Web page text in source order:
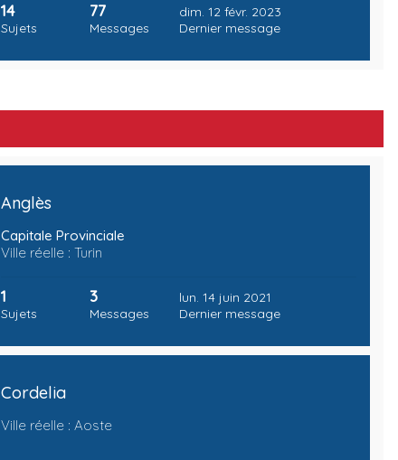
14
Sujets
77
Messages
dim. 12 févr. 2023
Dernier message
Anglès
Capitale Provinciale
Ville réelle : Turin
1
Sujets
3
Messages
lun. 14 juin 2021
Dernier message
Cordelia
Ville réelle : Aoste